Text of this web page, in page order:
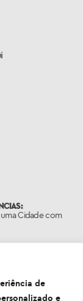
de
e
Cidade com